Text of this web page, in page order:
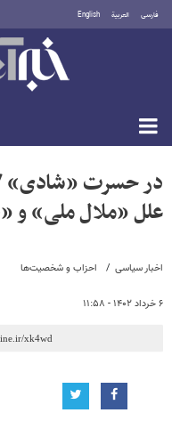
فارسی العربية English
شنبه ۱۷ مرداد ۱۴۰۵
اخبار سیاسی احزاب و شخصیت‌ها
۶ خرداد ۱۴۰۲ - ۱۱:۵۸
در حسرت «شادی» /
علل «ملال ملی» و